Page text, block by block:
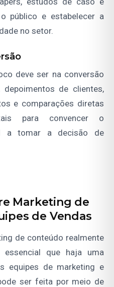
público e estabelecer a
no setor.
deve ser na conversão
de clientes,
e comparações diretas
para convencer o
a tomar a decisão de
Marketing de
de Vendas
de conteúdo realmente
essencial que haja uma
equipes de marketing e
ser feita por meio de